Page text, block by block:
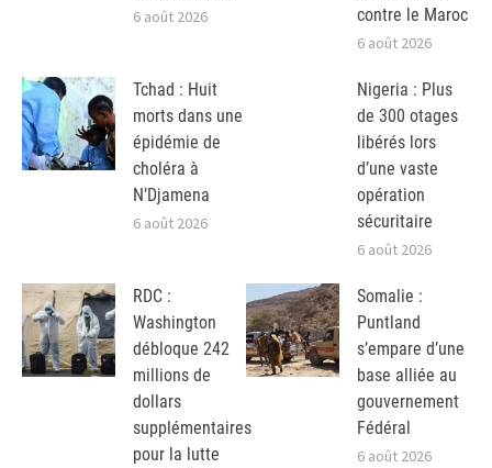
6 août 2026
contre le Maroc
6 août 2026
Tchad : Huit
morts dans une
épidémie de
choléra à
N’Djamena
6 août 2026
Nigeria : Plus
de 300 otages
libérés lors
d’une vaste
opération
sécuritaire
6 août 2026
RDC :
Washington
débloque 242
millions de
dollars
supplémentaires
pour la lutte
Somalie :
Puntland
s’empare d’une
base alliée au
gouvernement
Fédéral
6 août 2026